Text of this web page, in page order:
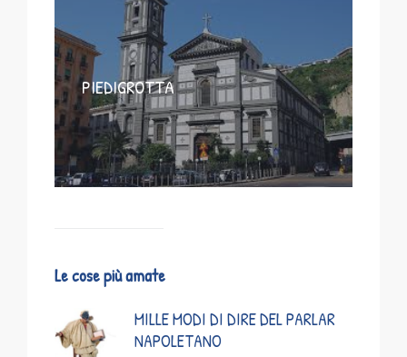
PIEDIGROTTA
Le cose più amate
MILLE MODI DI DIRE DEL PARLAR
NAPOLETANO